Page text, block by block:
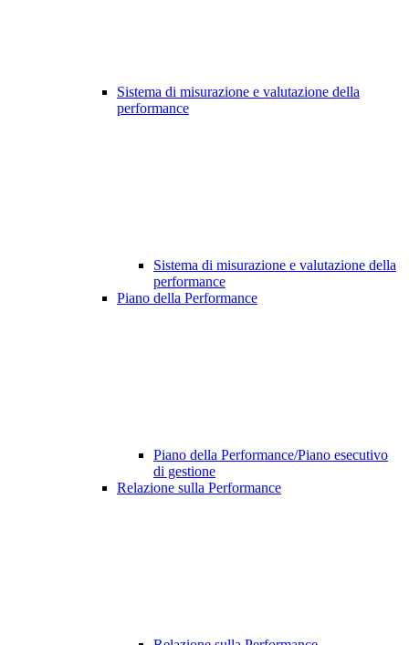
Sistema di misurazione e valutazione della
performance
Sistema di misurazione e valutazione della
performance
Piano della Performance
Piano della Performance/Piano esecutivo
di gestione
Relazione sulla Performance